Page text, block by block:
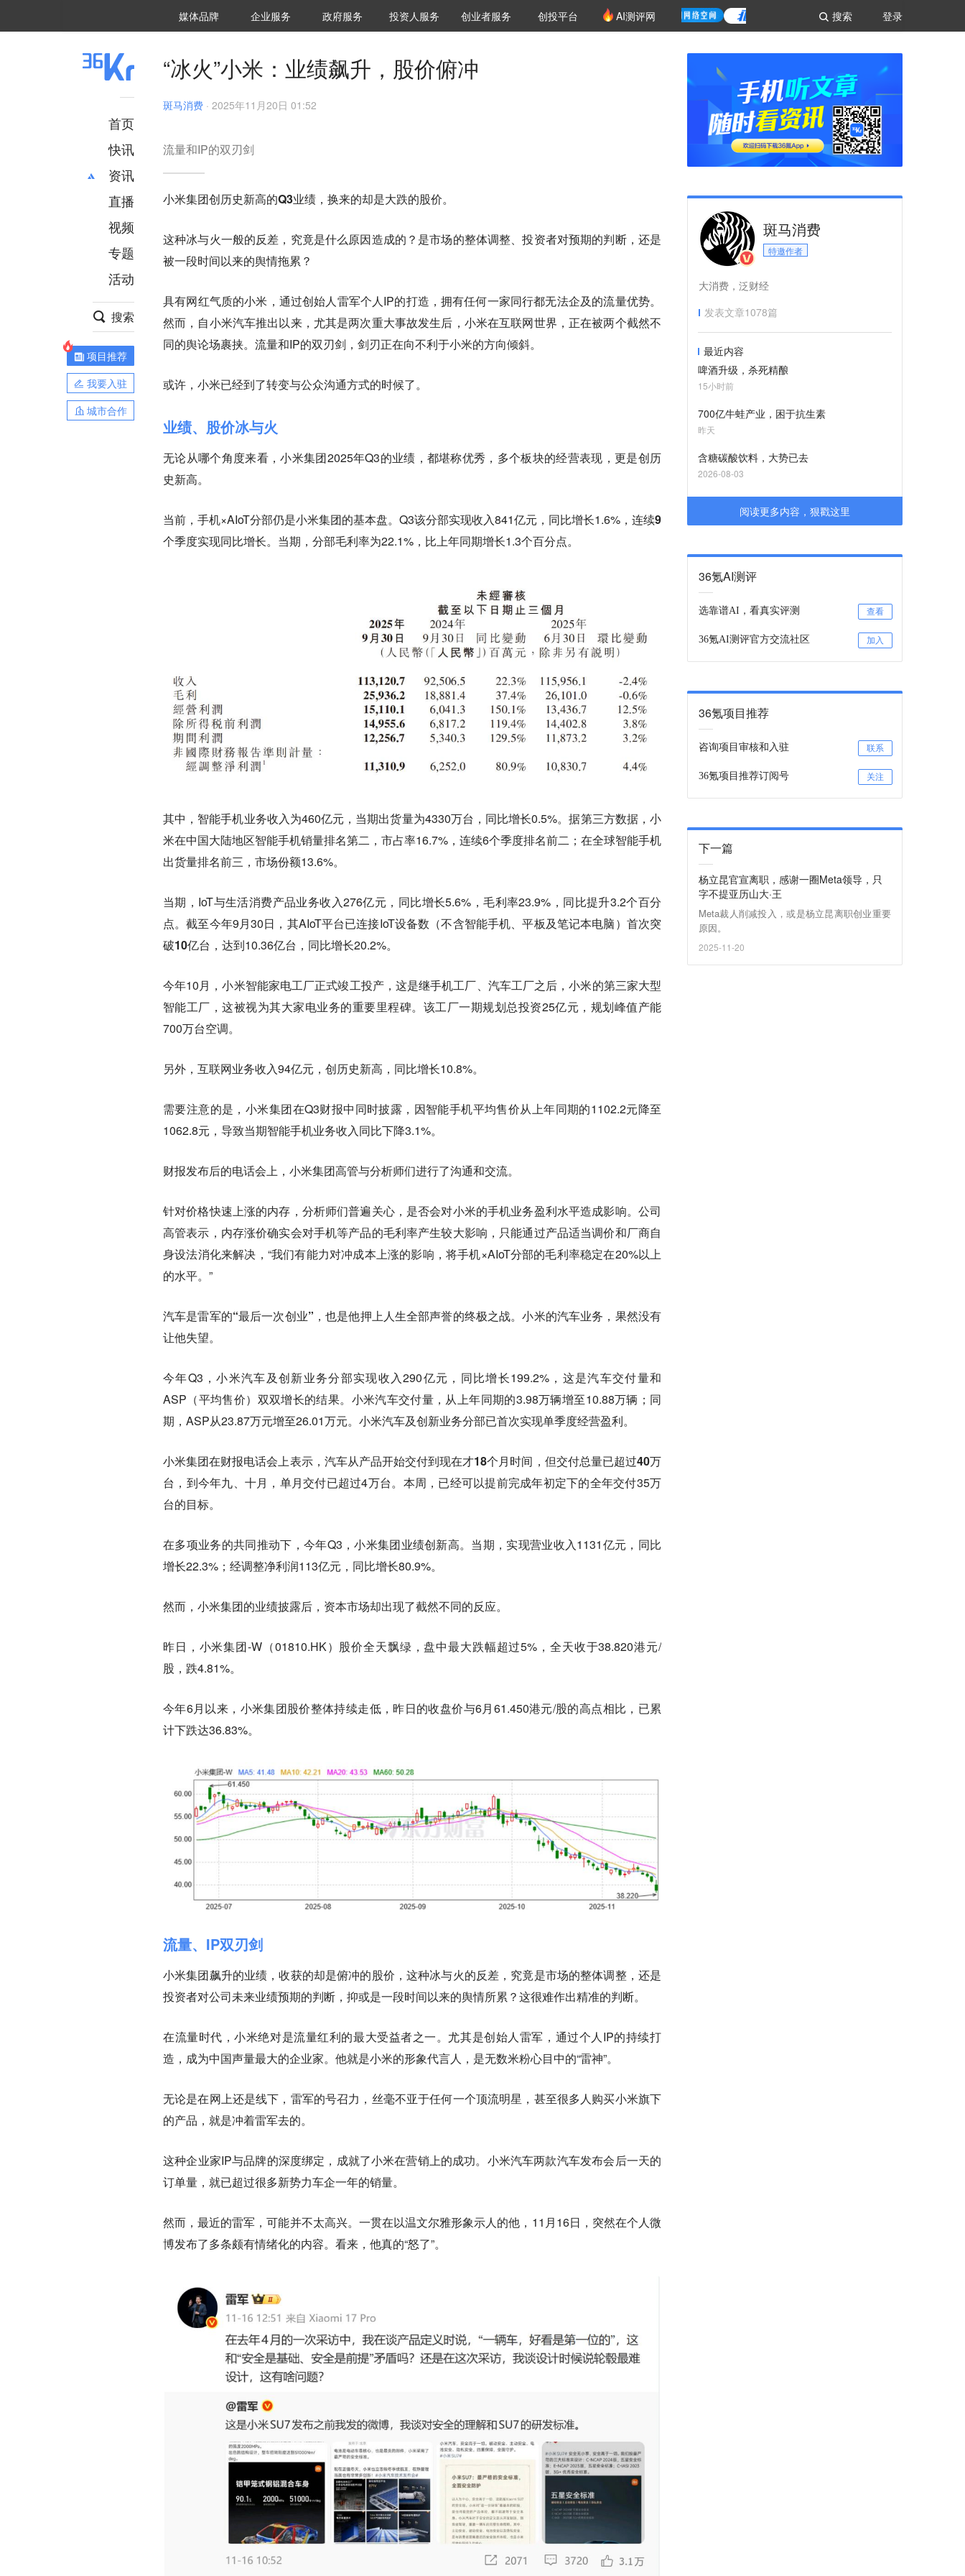
登录
搜索
媒体品牌 36Kr研究院
企业服务 城市之窗
政府服务 VClub投资机构库
投资机构职位推介
投资人服务 创投氪堂
创业者服务 创投平台 AI测评网
首页
快讯
资讯
推荐
财经
项目推荐
安徽
直播
视频
专题
活动
搜索
项目推荐
我要入驻
城市合作
“冰火”小米：业绩飙升，股价俯冲
斑马消费 · 2025年11月20日 01:52
流量和IP的双刃剑
小米集团创历史新高的Q3业绩，换来的却是大跌的股价。
这种冰与火一般的反差，究竟是什么原因造成的？是市场的整体调整、投资者对预期的判断，还是
被一段时间以来的舆情拖累？
具有网红气质的小米，通过创始人雷军个人IP的打造，拥有任何一家同行都无法企及的流量优势。
然而，自小米汽车推出以来，尤其是两次重大事故发生后， 小米在互联网世界，正在被两个截然不
同的舆论场裹挟。 流量和IP的双刃剑，剑刃正在向不利于小米的方向倾斜。
或许，小米已经到了转变与公众沟通方式的时候了。
业绩、股价冰与火
无论从哪个角度来看，小米集团2025年Q3的业绩，都堪称优秀，多个板块的经营表现，更是创历
史新高。
当前，手机×AIoT分部仍是小米集团的基本盘。Q3该分部实现收入841亿元，同比增长1.6%， 连续9
个季度实现同比增长。 当期，分部毛利率为22.1%，比上年同期增长1.3个百分点。
其中，智能手机业务收入为460亿元，当期出货量为4330万台，同比增长0.5%。据第三方数据，小
米在中国大陆地区智能手机销量排名第二，市占率16.7%，连续6个季度排名前二；在全球智能手机
出货量排名前三，市场份额13.6%。
当期，IoT与生活消费产品业务收入276亿元，同比增长5.6%，毛利率23.9%，同比提升3.2个百分
点。截至今年9月30日，其AIoT平台已连接IoT设备数（不含智能手机、平板及笔记本电脑） 首次突
破10亿台 ，达到10.36亿台，同比增长20.2%。
今年10月，小米智能家电工厂正式竣工投产，这是继手机工厂、汽车工厂之后，小米的第三家大型
智能工厂，这被视为其大家电业务的重要里程碑。该工厂一期规划总投资25亿元，规划峰值产能
700万台空调。
另外，互联网业务收入94亿元，创历史新高，同比增长10.8%。
需要注意的是，小米集团在Q3财报中同时披露，因智能手机平均售价从上年同期的1102.2元降至
1062.8元，导致当期智能手机业务收入同比下降3.1%。
财报发布后的电话会上，小米集团高管与分析师们进行了沟通和交流。
针对价格快速上涨的内存，分析师们普遍关心，是否会对小米的手机业务盈利水平造成影响。公司
高管表示，内存涨价确实会对手机等产品的毛利率产生较大影响，只能通过产品适当调价和厂商自
身设法消化来解决，“我们有能力对冲成本上涨的影响，将手机×AIoT分部的毛利率稳定在20%以上
的水平。”
汽车是雷军的“最后一次创业”，也是他押上人生全部声誉的终极之战。小米的汽车业务，果然没有
让他失望。
今年Q3，小米汽车及创新业务分部实现收入290亿元，同比增长199.2%，这是汽车交付量和
ASP（平均售价）双双增长的结果。小米汽车交付量，从上年同期的3.98万辆增至10.88万辆；同
期，ASP从23.87万元增至26.01万元。小米汽车及创新业务分部已首次实现单季度经营盈利。
小米集团在财报电话会上表示， 汽车从产品开始交付到现在才18个月时间，但交付总量已超过40万
台 ，到今年九、十月，单月交付已超过4万台。本周，已经可以提前完成年初定下的全年交付35万
台的目标。
在多项业务的共同推动下，今年Q3，小米集团业绩创新高。当期，实现营业收入1131亿元，同比
增长22.3%；经调整净利润113亿元，同比增长80.9%。
然而，小米集团的业绩披露后，资本市场却出现了截然不同的反应。
昨日，小米集团-W（01810.HK）股价全天飘绿，盘中最大跌幅超过5%，全天收于38.820港元/
股，跌4.81%。
今年6月以来，小米集团股价整体持续走低，昨日的收盘价与6月61.450港元/股的高点相比，已累
计下跌达36.83%。
流量、IP双刃剑
小米集团飙升的业绩，收获的却是俯冲的股价，这种冰与火的反差，究竟是市场的整体调整，还是
投资者对公司未来业绩预期的判断，抑或是一段时间以来的舆情所累？这很难作出精准的判断。
在流量时代，小米绝对是流量红利的最大受益者之一。尤其是创始人雷军，通过个人IP的持续打
造，成为中国声量最大的企业家。他就是小米的形象代言人，是无数米粉心目中的“雷神”。
无论是在网上还是线下，雷军的号召力，丝毫不亚于任何一个顶流明星，甚至很多人购买小米旗下
的产品，就是冲着雷军去的。
这种企业家IP与品牌的深度绑定，成就了小米在营销上的成功。小米汽车两款汽车发布会后一天的
订单量，就已超过很多新势力车企一年的销量。
然而，最近的雷军，可能并不太高兴。一贯在以温文尔雅形象示人的他，11月16日，突然在个人微
博发布了多条颇有情绪化的内容。看来，他真的“怒了”。
斑马消费
特邀作者
大消费，泛财经
发表文章1078篇
最近内容
啤酒升级，杀死精酿
15小时前
700亿牛蛙产业，困于抗生素
昨天
含糖碳酸饮料，大势已去
2026-08-03
阅读更多内容，狠戳这里
36氪AI测评
选靠谱AI，看真实评测 查看
36氪AI测评官方交流社区 加入
36氪项目推荐
咨询项目审核和入驻 联系
36氪项目推荐订阅号 关注
下一篇
杨立昆官宣离职，感谢一圈Meta领导，只
字不提亚历山大·王
Meta裁人削减投入，或是杨立昆离职创业重要
原因。
2025-11-20